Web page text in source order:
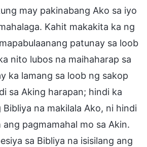
may pakinabang Ako sa iyo
Kahit makakita ka ng
patunay sa loob
nito lubos na maihaharap sa
ka lamang sa loob ng sakop
sa Aking harapan; hindi ka
na makilala Ako, ni hindi
pagmamahal mo sa Akin.
sa Bibliya na isisilang ang